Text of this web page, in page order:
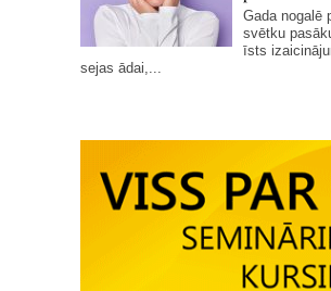
Gada nogalē
svētku
īsts
sejas ādai,...